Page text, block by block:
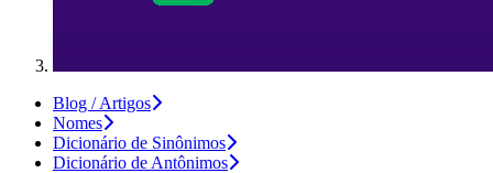
Blog / Artigos
Nomes
Dicionário de Sinônimos
Dicionário de Antônimos